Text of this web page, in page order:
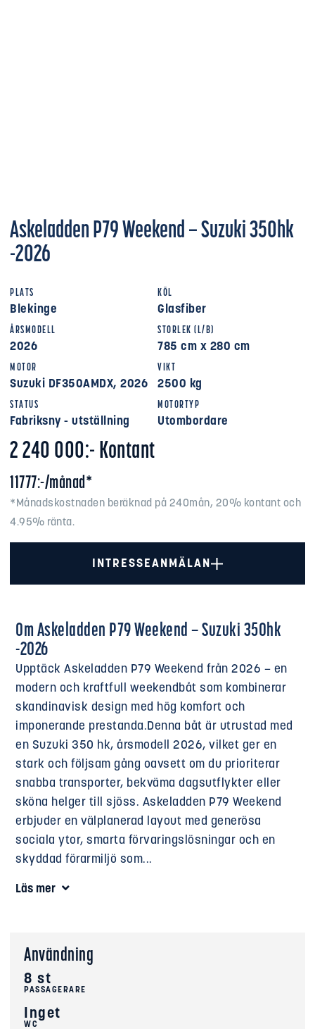
Askeladden P79 Weekend – Suzuki 350hk
-2026
PLATS
Blekinge
ÅRSMODELL
2026
MOTOR
Suzuki DF350AMDX, 2026
STATUS
Fabriksny - utställning
KÖL
Glasfiber
STORLEK (L/B)
785 cm x 280 cm
VIKT
2500 kg
MOTORTYP
Utombordare
2 240 000:- Kontant
11777:-/månad*
*Månadskostnaden beräknad på 240mån, 20% kontant och
4.95% ränta.
INTRESSEANMÄLAN
Om Askeladden P79 Weekend – Suzuki 350hk
-2026
Upptäck Askeladden P79 Weekend från 2026 – en
modern och kraftfull weekendbåt som kombinerar
skandinavisk design med hög komfort och
imponerande prestanda.Denna båt är utrustad med
en Suzuki 350 hk, årsmodell 2026, vilket ger en
stark och följsam gång oavsett om du prioriterar
snabba transporter, bekväma dagsutflykter eller
sköna helger till sjöss. Askeladden P79 Weekend
erbjuder en välplanerad layout med generösa
sociala ytor, smarta förvaringslösningar och en
skyddad förarmiljö som...
Läs mer
Användning
8 st
PASSAGERARE
Inget
WC